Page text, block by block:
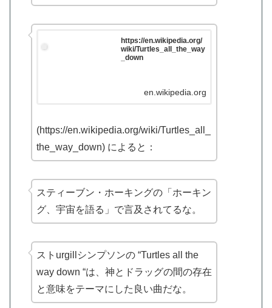
https://en.wikipedia.org/
wiki/Turtles_all_the_way
_down
en.wikipedia.org
(https://en.wikipedia.org/wiki/Turtles_all_
the_way_down) によると：
スティーブン・ホーキングの「ホーキン
グ、宇宙を語る」で言及されてるな。
ストurgillシンプソンの “Turtles all the
way down “は、神とドラッグの間の存在
と意味をテーマにした良い曲だな。